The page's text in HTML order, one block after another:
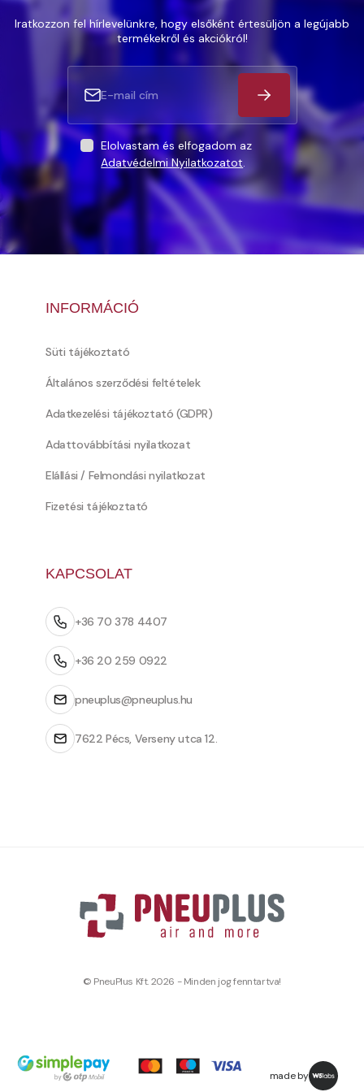
Iratkozzon fel hírlevelünkre, hogy elsőként értesüljön a legújabb
termékekről és akciókról!
Elolvastam és elfogadom az
Adatvédelmi Nyilatkozatot.
INFORMÁCIÓ
Süti tájékoztató
Általános szerződési feltételek
Adatkezelési tájékoztató (GDPR)
Adattovábbítási nyilatkozat
Elállási / Felmondási nyilatkozat
Fizetési tájékoztató
KAPCSOLAT
+36 70 378 4407
+36 20 259 0922
pneuplus@pneuplus.hu
7622 Pécs, Verseny utca 12.
© PneuPlus Kft. 2026 - Minden jog fenntartva!
made by